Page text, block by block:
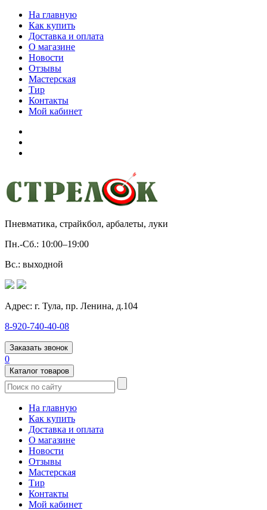
На главную
Как купить
Доставка и оплата
О магазине
Новости
Отзывы
Мастерская
Тир
Контакты
Мой кабинет
Пневматика, страйкбол, арбалеты, луки
Пн.-Сб.: 10:00–19:00
Вс.: выходной
Адрес: г. Тула, пр. Ленина, д.104
8-920-740-40-08
Заказать звонок
0
Каталог товаров
На главную
Как купить
Доставка и оплата
О магазине
Новости
Отзывы
Мастерская
Тир
Контакты
Мой кабинет